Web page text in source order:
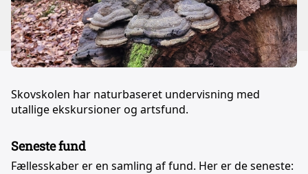
Skovskolen har naturbaseret undervisning med
utallige ekskursioner og artsfund.
Seneste fund
Fællesskaber er en samling af fund. Her er de seneste: